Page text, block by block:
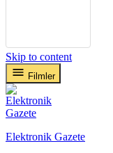
Skip to content
Filmler
Elektronik Gazete